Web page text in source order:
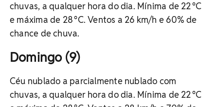
chuvas, a qualquer hora do dia. Mínima de 22 °C
e máxima de 28 °C. Ventos a 26 km/h e 60% de
chance de chuva.
Domingo (9)
Céu nublado a parcialmente nublado com
chuvas, a qualquer hora do dia. Mínima de 22 °C